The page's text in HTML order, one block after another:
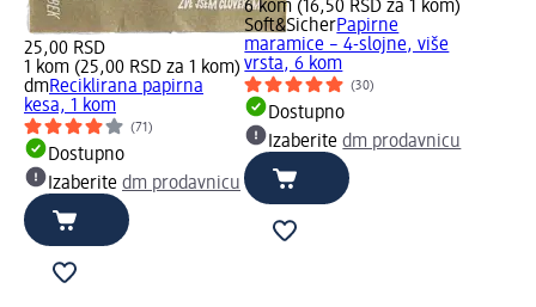
25,00 RSD
1 kom (25,00 RSD za 1 kom)
dmReciklirana papirna
kesa, 1 kom
(71)
Dostupno
Izaberite dm prodavnicu
6 kom (16,50 RSD za 1 kom)
Soft&SicherPapirne
maramice – 4-slojne, više
vrsta, 6 kom
(30)
Dostupno
Izaberitedm prodavnicu